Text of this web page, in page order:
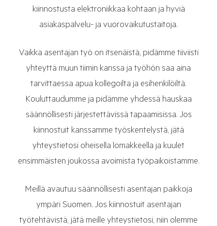
kiinnostusta elektroniikkaa kohtaan ja hyviä
asiakaspalvelu- ja vuorovaikutustaitoja.
Vaikka asentajan työ on itsenäistä, pidämme tiiviisti
yhteyttä muun tiimin kanssa ja työhön saa aina
tarvittaessa apua kollegoilta ja esihenkilöiltä.
Kouluttaudumme ja pidämme yhdessä hauskaa
säännöllisesti järjestettävissä tapaamisissa. Jos
kiinnostuit kanssamme työskentelystä, jätä
yhteystietosi oheisella lomakkeella ja kuulet
ensimmäisten joukossa avoimista työpaikoistamme.
Meillä avautuu säännöllisesti asentajan paikkoja
ympäri Suomen. Jos kiinnostuit asentajan
työtehtävistä, jätä meille yhteystietosi, niin olemme